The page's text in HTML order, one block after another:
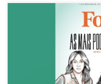
Isabel Afonso, diretora-geral da
Sistemas e Informática pela Escola de
publicada pela Forbes, das “50
Aceda ao artigo e listagem destas 50